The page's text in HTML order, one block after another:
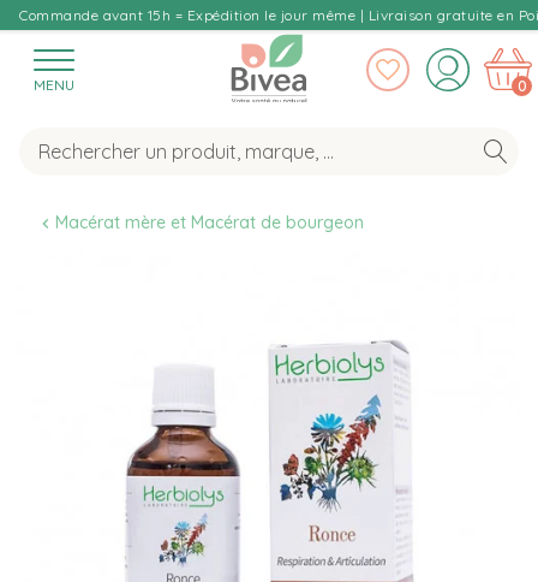
Commande avant 15h = Expédition le jour même | Livraison gratuite en
MENU 0
Macérat mère et Macérat de bourgeon